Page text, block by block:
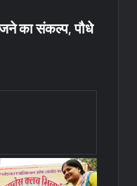
का संकल्प, पौधे